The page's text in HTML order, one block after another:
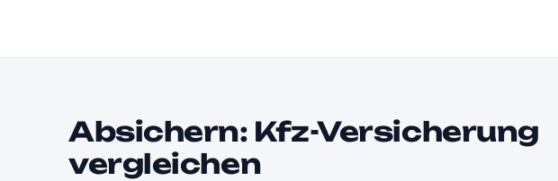
Absichern: Kfz-Versicherung
vergleichen